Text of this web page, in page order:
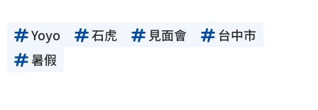
Yoyo 石虎 見面會
台中市
暑假